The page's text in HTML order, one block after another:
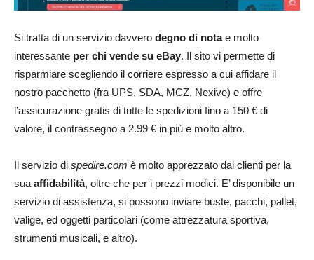
Si tratta di un servizio davvero degno di notae molto
interessante per chi vende su eBay. Il sito vi permette di
risparmiare scegliendo il corriere espresso a cui affidare il
nostro pacchetto (fra UPS, SDA, MCZ, Nexive) e offre
l’assicurazione gratis di tutte le spedizioni fino a 150 € di
valore, il contrassegno a 2.99 € in più e molto altro.
Il servizio di spedire.com è molto apprezzato dai clienti per la
sua affidabilità, oltre che per i prezzi modici. E’ disponibile un
servizio di assistenza, si possono inviare buste, pacchi, pallet,
valige, ed oggetti particolari (come attrezzatura sportiva,
strumenti musicali, e altro).